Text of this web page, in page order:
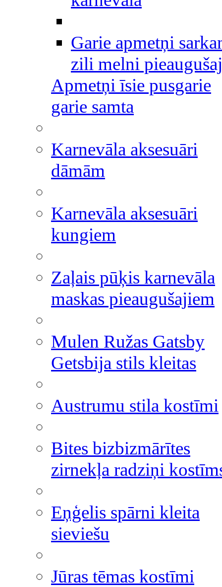
Garie apmetņi
zili melni
Apmetņi īsie pusgarie
garie samta
Karnevāla aksesuāri
dāmām
Karnevāla aksesuāri
kungiem
Zaļais pūķis karnevāla
maskas pieaugušajiem
Mulen Ružas Gatsby
Getsbija stils kleitas
Austrumu stila kostīmi
Bites bizbizmārītes
zirnekļa radziņi
Eņģelis spārni kleita
sieviešu
Jūras tēmas kostīmi